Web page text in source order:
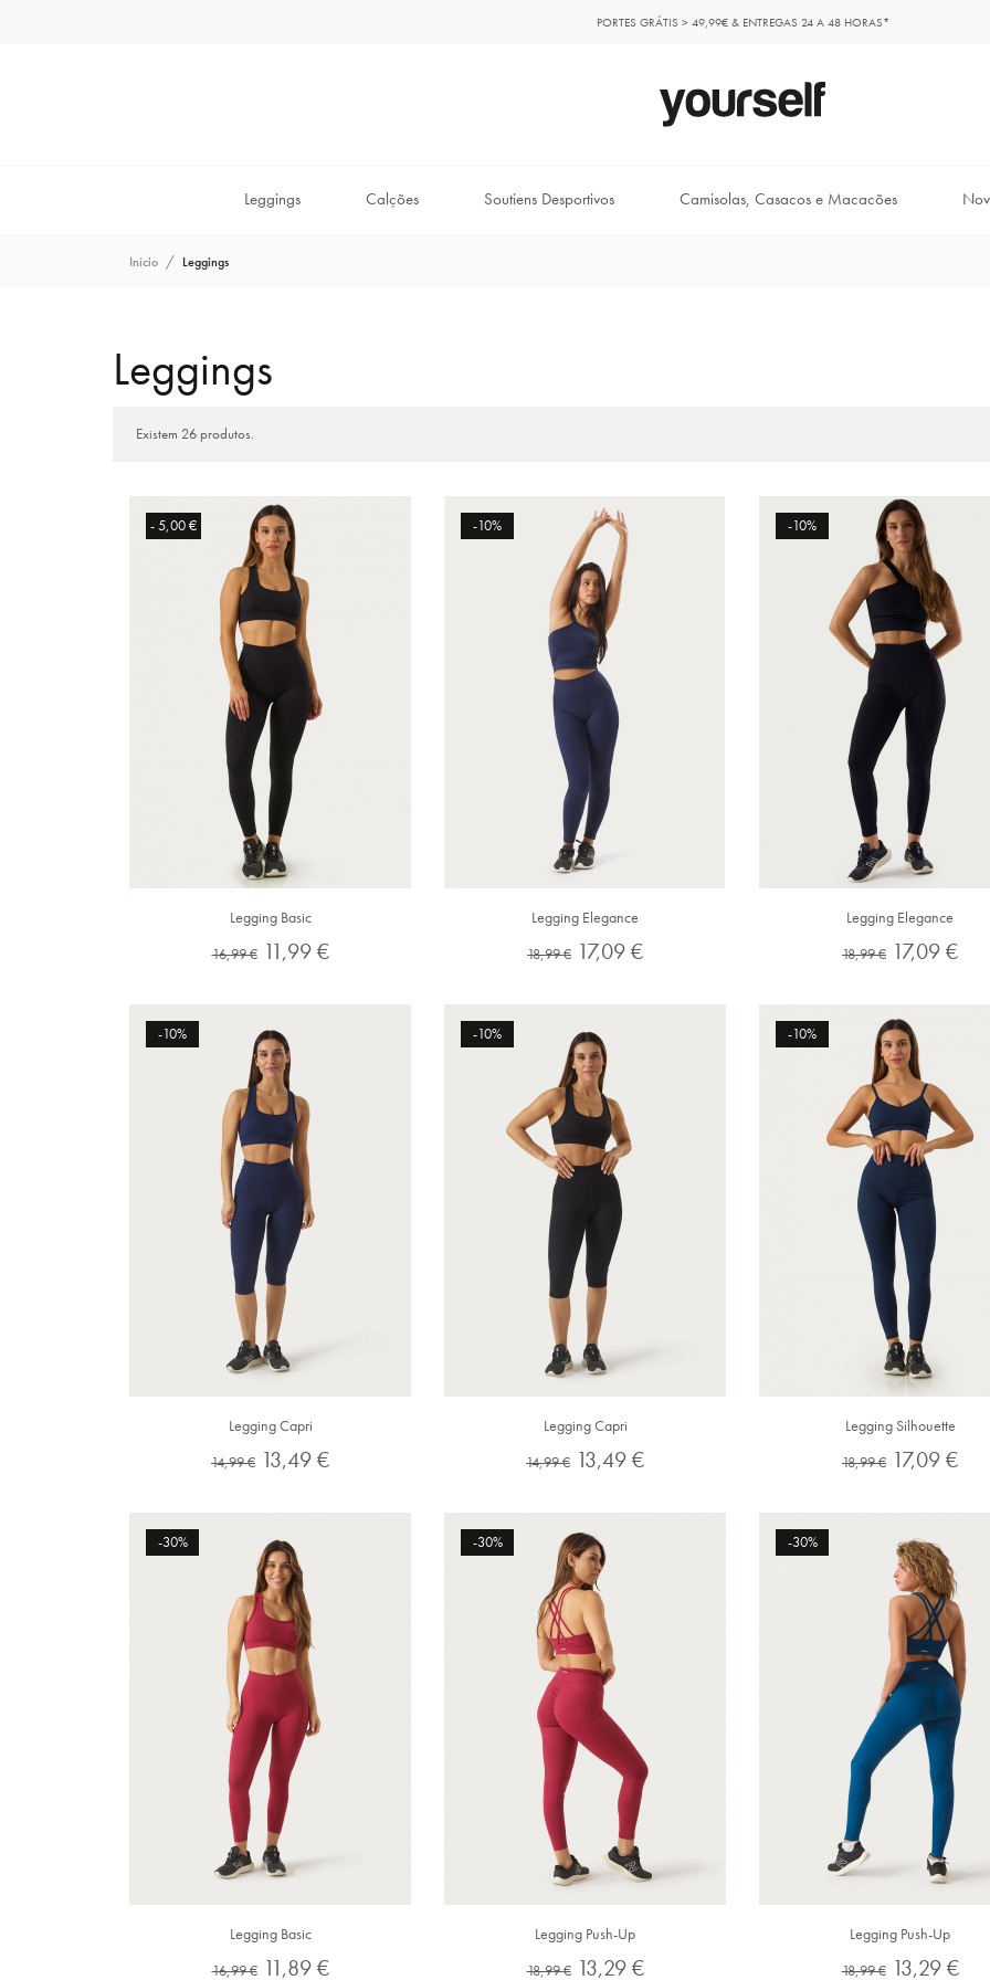
PORTES GRÁTIS > 49,99€ & ENTREGAS 24 A 48 HORAS*
Leggings Calções Soutiens Desportivos Camisolas, Casacos e Macacões
Início Leggings
Leggings
Existem 26 produtos.
Legging Basic
Preço
16,99 € Preço
11,99 €
- 5,00 €
Legging Elegance
Preço
18,99 € Preço
17,09 €
-10%
Legging Elegance
Preço
18,99 € Preço
17,09 €
-10%
Legging Capri
Preço
14,99 € Preço
13,49 €
-10%
Legging Capri
Preço
14,99 € Preço
13,49 €
-10%
Legging Silhouette
Preço
18,99 € Preço
17,09 €
-10%
Legging Basic
Preço
16,99 € Preço
11,89 €
-30%
Legging Push-Up
Preço
18,99 € Preço
13,29 €
-30%
Legging Push-Up
Preço
18,99 € Preço
13,29 €
-30%